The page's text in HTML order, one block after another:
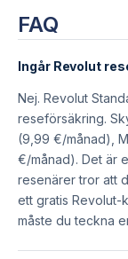
FAQ
Ingår Revolut
Nej. Revolut
reseförsäkring.
(9,99 €/månad),
€/månad). Det är
resenärer tror att
ett gratis Revolut-
måste du teckna